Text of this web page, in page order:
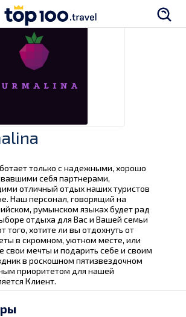
только с надежными, хорошо
себя партнерами,
отличный отдых наших туристов
Наш персонал, говорящий на
румынском языках будет рад
отдыха для Вас и Вашей семьи
того, хотите ли вы отдохнуть от
в скромном, уютном месте, или
свои мечты и подарить себе и своим
в роскошном пятизвездочном
приоритетом для нашей
Клиент.